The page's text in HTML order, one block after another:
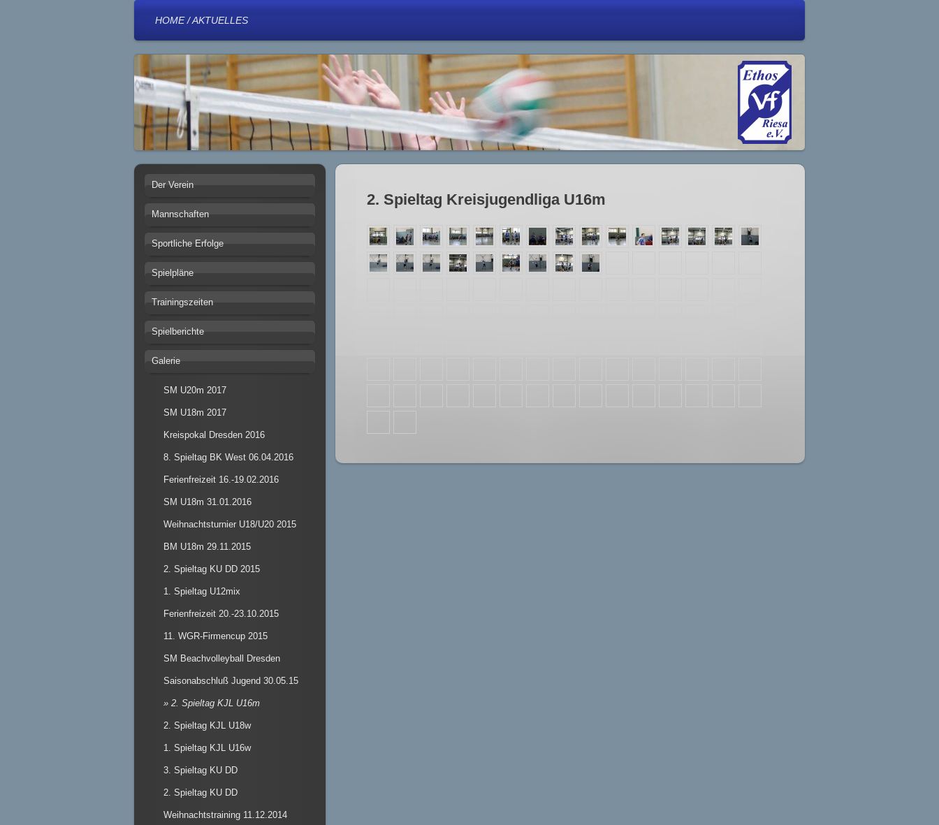
HOME / AKTUELLES
2. Spieltag Kreisjugendliga U16m
Der Verein
Mannschaften
Sportliche Erfolge
Spielpläne
Trainingszeiten
Spielberichte
Galerie
SM U20m 2017
SM U18m 2017
Kreispokal Dresden 2016
8. Spieltag BK West 06.04.2016
Ferienfreizeit 16.-19.02.2016
SM U18m 31.01.2016
Weihnachtsturnier U18/U20 2015
BM U18m 29.11.2015
2. Spieltag KU DD 2015
1. Spieltag U12mix
Ferienfreizeit 20.-23.10.2015
11. WGR-Firmencup 2015
SM Beachvolleyball Dresden
Saisonabschluß Jugend 30.05.15
2. Spieltag KJL U16m
2. Spieltag KJL U18w
1. Spieltag KJL U16w
3. Spieltag KU DD
2. Spieltag KU DD
Weihnachtstraining 11.12.2014